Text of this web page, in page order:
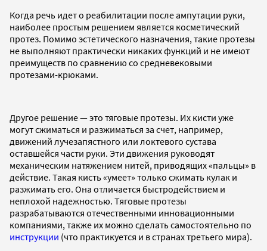
Когда речь идет о реабилитации после ампутации руки,
наиболее простым решением является косметический
протез. Помимо эстетического назначения, такие протезы
не выполняют практически никаких функций и не имеют
преимуществ по сравнению со средневековыми
протезами-крюками.
Другое решение — это тяговые протезы. Их кисти уже
могут сжиматься и разжиматься за счет, например,
движений лучезапястного или локтевого сустава
оставшейся части руки. Эти движения руководят
механическим натяжением нитей, приводящих «пальцы» в
действие. Такая кисть «умеет» только сжимать кулак и
разжимать его. Она отличается быстродействием и
неплохой надежностью. Тяговые протезы
разрабатываются отечественными инновационными
компаниями, также их можно сделать самостоятельно по
инструкции (что практикуется и в странах третьего мира).